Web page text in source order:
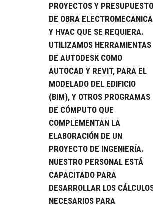
PROYECTOS Y
DE OBRA ELECTROMECANICA
Y HVAC QUE SE REQUIERA.
UTILIZAMOS HERRAMIENTAS
DE AUTODESK COMO
AUTOCAD Y REVIT, PARA EL
MODELADO DEL EDIFICIO
(BIM), Y OTROS PROGRAMAS
DE CÓMPUTO QUE
COMPLEMENTAN LA
ELABORACIÓN DE UN
PROYECTO DE INGENIERÍA.
NUESTRO PERSONAL ESTÁ
CAPACITADO PARA
DESARROLLAR LOS
NECESARIOS PARA